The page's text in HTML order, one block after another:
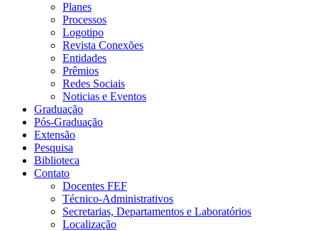
Planes
Processos
Logotipo
Revista Conexões
Entidades
Prêmios
Redes Sociais
Noticias e Eventos
Graduação
Pós-Graduação
Extensão
Pesquisa
Biblioteca
Contato
Docentes FEF
Técnico-Administrativos
Secretarias, Departamentos e Laboratórios
Localização